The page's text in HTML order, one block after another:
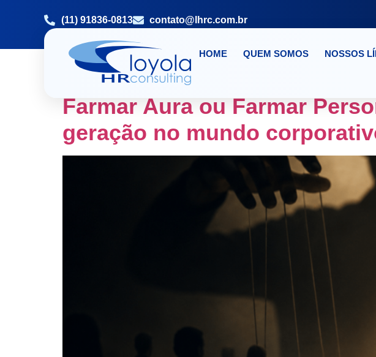
(11) 91836-0813 contato@lhrc.com.br
HOME QUEM SOMOS NOSSOS
TAG:TREINAMENTO NR01
Farmar Aura ou Farmar
geração no mundo